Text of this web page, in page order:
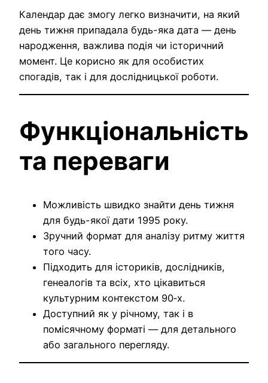
Календар дає змогу легко визначити, на який
день тижня припадала будь-яка дата — день
народження, важлива подія чи історичний
момент. Це корисно як для особистих
спогадів, так і для дослідницької роботи.
Функціональність
та переваги
Можливість швидко знайти день тижня
для будь-якої дати 1995 року.
Зручний формат для аналізу ритму життя
того часу.
Підходить для істориків, дослідників,
генеалогів та всіх, хто цікавиться
культурним контекстом 90‑х.
Доступний як у річному, так і в
помісячному форматі — для детального
або загального перегляду.